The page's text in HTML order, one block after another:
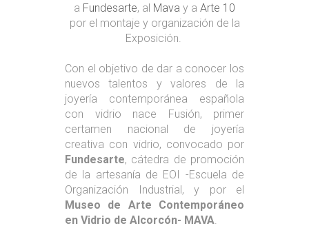
a Fundesarte, al Mava y a Arte 10
por el montaje y organización de la
Exposición.
Con el objetivo de dar a conocer los
nuevos talentos y valores de la
joyería contemporánea española
con vidrio nace Fusión, primer
certamen nacional de joyería
creativa con vidrio, convocado por
Fundesarte, cátedra de promoción
de la artesanía de EOI -Escuela de
Organización Industrial, y por el
Museo de Arte Contemporáneo
en Vidrio de Alcorcón- MAVA.